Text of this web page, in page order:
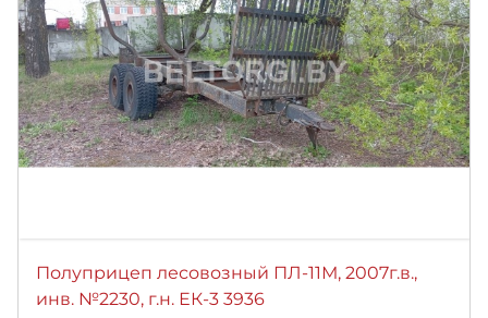
Полуприцеп лесовозный ПЛ-11М, 2007г.в.,
инв. №2230, г.н. ЕК-3 3936